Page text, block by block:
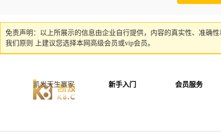
免责声明：以上所展示的信息由企业自行提供，内容的真实性、准确
我们原则 上建议您选择本网高级会员或vip会员。
凯发天生赢家 新手入门 会员服务